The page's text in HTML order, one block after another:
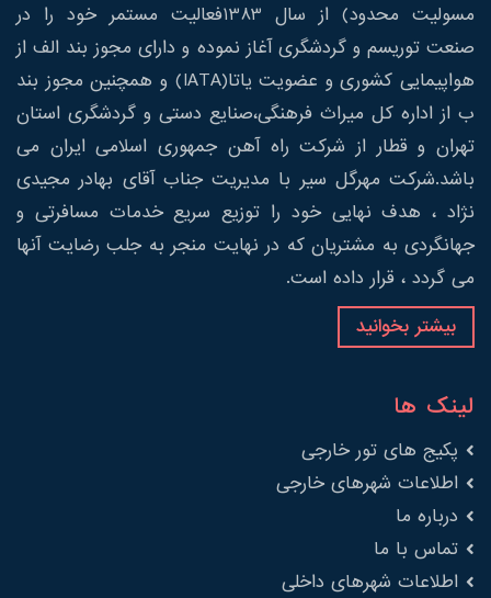
مسولیت محدود) از سال 1383فعالیت مستمر خود را در
صنعت توریسم و گردشگری آغاز نموده و دارای مجوز بند الف از
هواپیمایی کشوری و عضویت یاتا(IATA) و همچنین مجوز بند
ب از اداره کل میراث فرهنگی،صنایع دستی و گردشگری استان
تهران و قطار از شرکت راه آهن جمهوری اسلامی ایران می
باشد.شرکت مهرگل سیر با مدیریت جناب آقای بهادر مجیدی
نژاد ، هدف نهایی خود را توزیع سریع خدمات مسافرتی و
جهانگردی به مشتریان که در نهایت منجر به جلب رضایت آنها
می گردد ، قرار داده است.
بیشتر بخوانید
لینک ها
پکیج های تور خارجی
اطلاعات شهرهای خارجی
درباره ما
تماس با ما
اطلاعات شهرهای داخلی